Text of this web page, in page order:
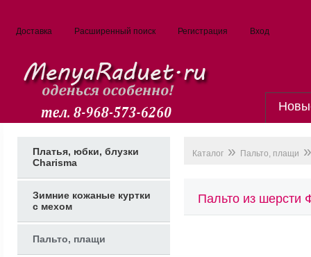
Доставка Расширенный поиск Регистрация Вход
Каталог » Пальто, плащи
Пальто из шерсти
Платья, юбки, блузки
Charisma
Зимние кожаные куртки
с мехом
Пальто, плащи